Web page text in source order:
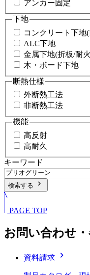
アンカー固定
下地
コンクリート下地
ALC下地
金属下地(折板/耐
木・ボード下地
断熱仕様
外断熱工法
非断熱工法
機能
高反射
高耐久
キーワード
検索する chevron_right
PAGE TOP
お問い合わせ
資料請求 chevron_right